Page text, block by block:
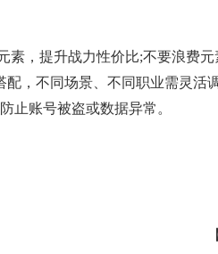
素，提升战力性价比;不要浪费
，不同场景、不同职业需灵活
止账号被盗或数据异常。